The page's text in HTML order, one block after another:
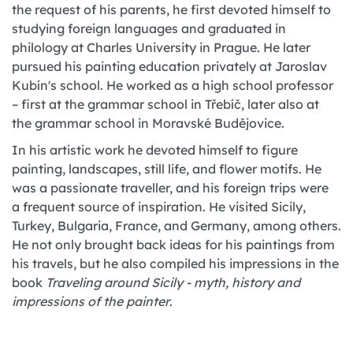
the request of his parents, he first devoted himself to
studying foreign languages and graduated in
philology at Charles University in Prague. He later
pursued his painting education privately at Jaroslav
Kubín's school. He worked as a high school professor
– first at the grammar school in Třebíč, later also at
the grammar school in Moravské Budějovice.
In his artistic work he devoted himself to figure
painting, landscapes, still life, and flower motifs. He
was a passionate traveller, and his foreign trips were
a frequent source of inspiration. He visited Sicily,
Turkey, Bulgaria, France, and Germany, among others.
He not only brought back ideas for his paintings from
his travels, but he also compiled his impressions in the
book Traveling around Sicily - myth, history and
impressions of the painter.